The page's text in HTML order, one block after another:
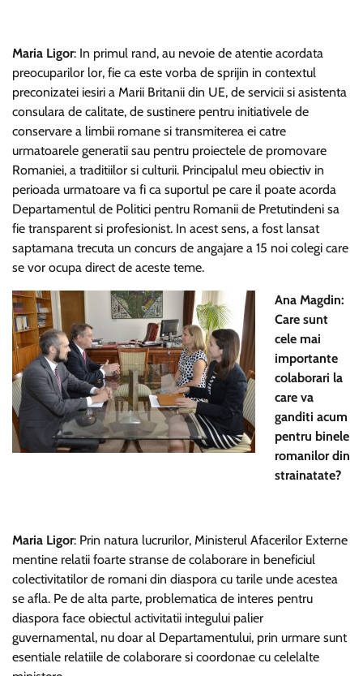
Maria Ligor: In primul rand, au nevoie de atentie acordata
preocuparilor lor, fie ca este vorba de sprijin in contextul
preconizatei iesiri a Marii Britanii din UE, de servicii si asistenta
consulara de calitate, de sustinere pentru initiativele de
conservare a limbii romane si transmiterea ei catre
urmatoarele generatii sau pentru proiectele de promovare
Romaniei, a traditiilor si culturii. Principalul meu obiectiv in
perioada urmatoare va fi ca suportul pe care il poate acorda
Departamentul de Politici pentru Romanii de Pretutindeni sa
fie transparent si profesionist. In acest sens, a fost lansat
saptamana trecuta un concurs de angajare a 15 noi colegi care
se vor ocupa direct de aceste teme.
Ana Magdin:
Care sunt
cele mai
importante
colaborari la
care va
ganditi acum
pentru binele
romanilor din
strainatate?
Maria Ligor: Prin natura lucrurilor, Ministerul Afacerilor Externe
mentine relatii foarte stranse de colaborare in beneficiul
colectivitatilor de romani din diaspora cu tarile unde acestea
se afla. Pe de alta parte, problematica de interes pentru
diaspora face obiectul activitatii integului palier
guvernamental, nu doar al Departamentului, prin urmare sunt
esentiale relatiile de colaborare si coordonae cu celelalte